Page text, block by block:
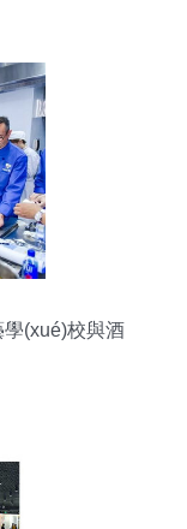
(xué)校與酒